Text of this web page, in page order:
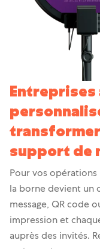
Entreprises
support de
Pour vos
la borne devient un
message, QR code
impression et
auprès des invités.